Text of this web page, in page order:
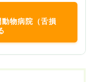
物病院（舌損